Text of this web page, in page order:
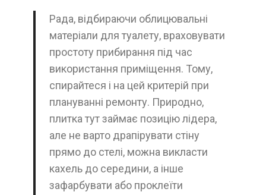
Рада, відбираючи облицювальні
матеріали для туалету, враховувати
простоту прибирання під час
використання приміщення. Тому,
спирайтеся і на цей критерій при
плануванні ремонту. Природно,
плитка тут займає позицію лідера,
але не варто драпірувати стіну
прямо до стелі, можна викласти
кахель до середини, а інше
зафарбувати або проклеїти